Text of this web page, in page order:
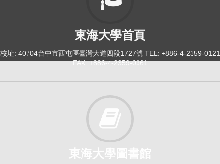
東海大學首頁
校址: 40704台中市西屯區臺灣大道四段1727號 TEL: +886-4-2359-0121
FAX: +886-4-2359-0361
東海大學圖書館